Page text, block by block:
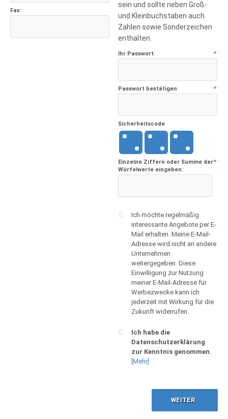
Fax:
sein und sollte neben Groß-
und Kleinbuchstaben auch
Zahlen sowie Sonderzeichen
enthalten.
Ihr Passwort: *
Passwort bestätigen *
Sicherheitscode
Einzelne Ziffern oder Summe der
Würfelwerte eingeben:
*
Ich möchte regelmäßig
interessante Angebote per E-
Mail erhalten. Meine E-Mail-
Adresse wird nicht an andere
Unternehmen
weitergegeben. Diese
Einwilligung zur Nutzung
meiner E-Mail-Adresse für
Werbezwecke kann ich
jederzeit mit Wirkung für die
Zukunft widerrufen.
Ich habe die
Datenschutzerklärung
zur Kenntnis genommen.
[Mehr]
WEITER